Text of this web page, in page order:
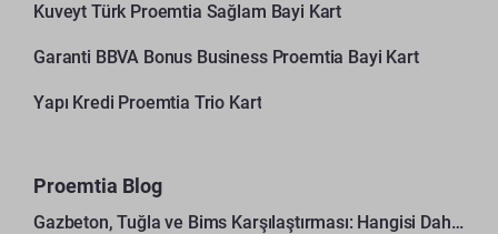
Kuveyt Türk Proemtia Sağlam Bayi Kart
Garanti BBVA Bonus Business Proemtia Bayi Kart
Yapı Kredi Proemtia Trio Kart
Proemtia Blog
Gazbeton, Tuğla ve Bims Karşılaştırması: Hangisi Daha Avantajlı?